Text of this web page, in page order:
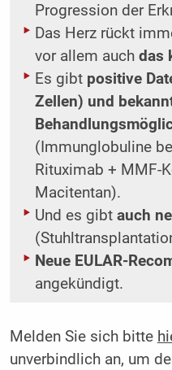
Progression der
Das Herz rückt
vor allem auch das
Es gibt positive
Zellen) und
(Immunglobuline
Rituximab + MMF-
Macitentan).
Und es gibt auch
Neue EULAR-
angekündigt.
Melden Sie sich bitte
unverbindlich an, um